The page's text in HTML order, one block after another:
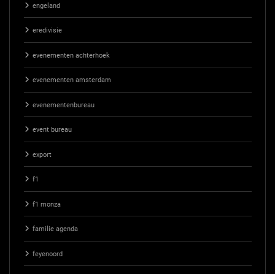
engeland
eredivisie
evenementen achterhoek
evenementen amsterdam
evenementenbureau
event bureau
export
f1
f1 monza
familie agenda
feyenoord